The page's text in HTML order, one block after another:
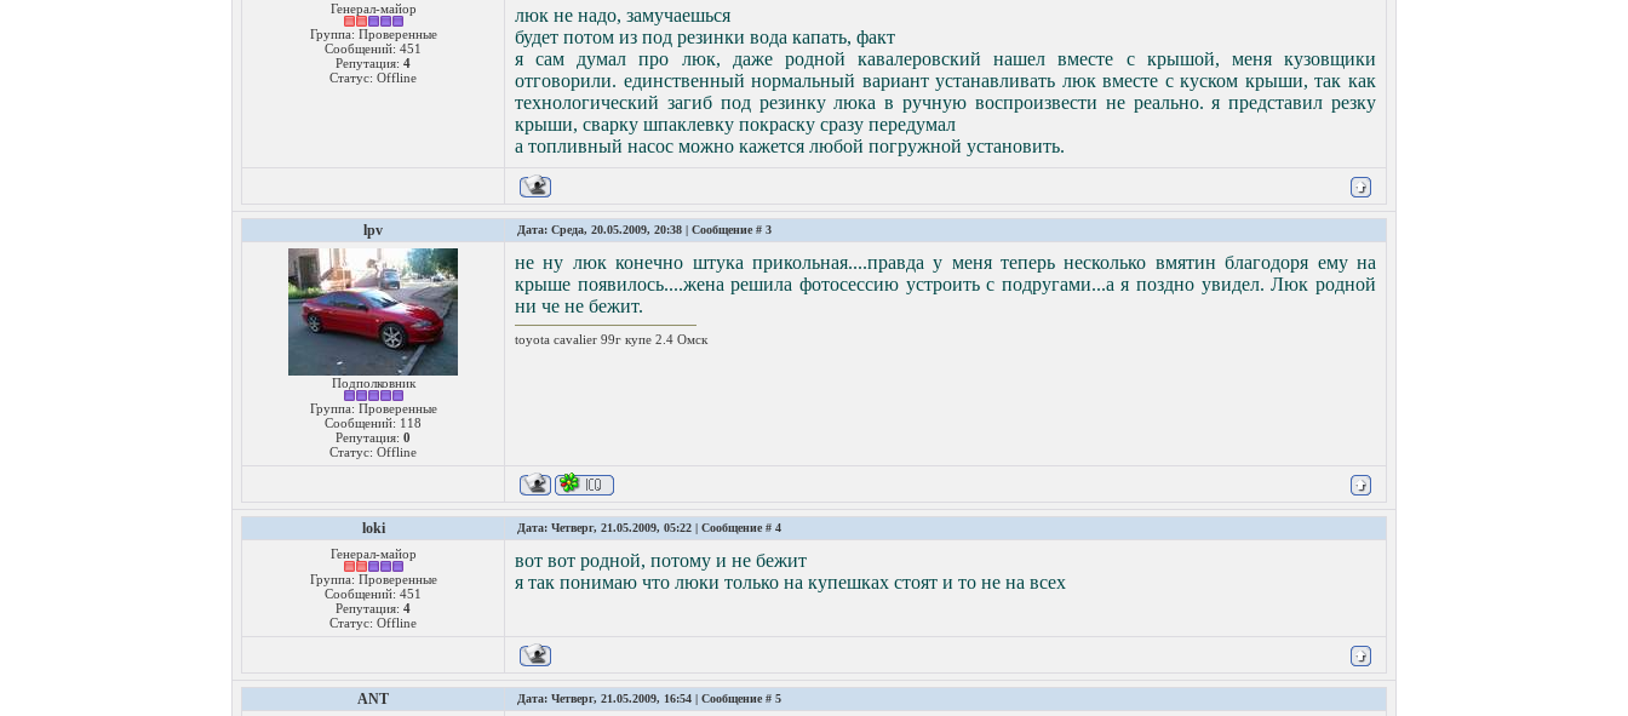
Генерал-майор
Группа: Проверенные
Сообщений: 451
Репутация: 4
Статус: Offline
люк не надо, замучаешься
будет потом из под резинки вода капать, факт
я сам думал про люк, даже родной кавалеровский нашел вместе с крышой, меня кузовщики
отговорили. единственный нормальный вариант устанавливать люк вместе с куском крыши, так как
технологический загиб под резинку люка в ручную воспроизвести не реально. я представил резку
крыши, сварку шпаклевку покраску сразу передумал
а топливный насос можно кажется любой погружной установить.
lpv Дата: Среда, 20.05.2009, 20:38 | Сообщение # 3
Подполковник
Группа: Проверенные
Сообщений: 118
Репутация: 0
Статус: Offline
не ну люк конечно штука прикольная....правда у меня теперь несколько вмятин благодоря ему на
крыше появилось....жена решила фотосессию устроить с подругами...а я поздно увидел. Люк родной
ни че не бежит.
toyota cavalier 99г купе 2.4 Омск
loki Дата: Четверг, 21.05.2009, 05:22 | Сообщение # 4
Генерал-майор
Группа: Проверенные
Сообщений: 451
Репутация: 4
Статус: Offline
вот вот родной, потому и не бежит
я так понимаю что люки только на купешках стоят и то не на всех
ANT Дата: Четверг, 21.05.2009, 16:54 | Сообщение # 5